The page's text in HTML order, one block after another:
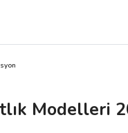
Modelleri